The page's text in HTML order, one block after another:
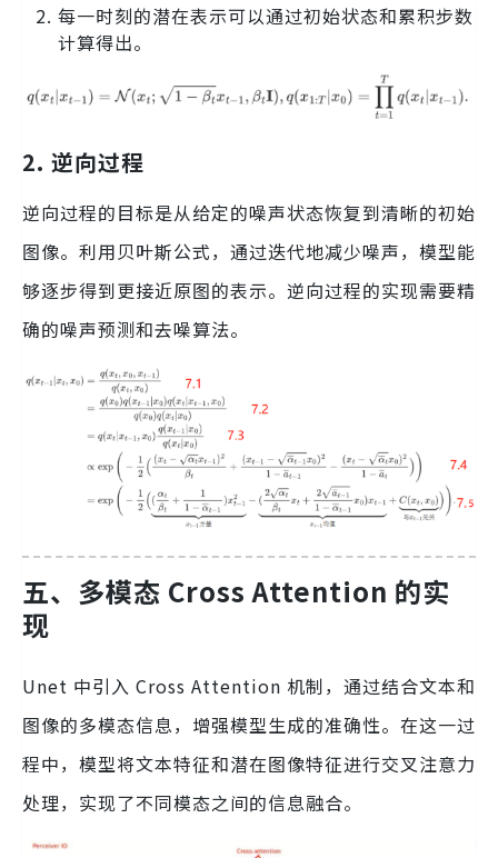
每一时刻的潜在表示可以通过初始状态和累积步数
计算得出。
2. 逆向过程
逆向过程的目标是从给定的噪声状态恢复到清晰的初始
图像。利用贝叶斯公式，通过迭代地减少噪声，模型能
够逐步得到更接近原图的表示。逆向过程的实现需要精
确的噪声预测和去噪算法。
五、多模态 Cross Attention 的实
现
Unet 中引入 Cross Attention 机制，通过结合文本和
图像的多模态信息，增强模型生成的准确性。在这一过
程中，模型将文本特征和潜在图像特征进行交叉注意力
处理，实现了不同模态之间的信息融合。